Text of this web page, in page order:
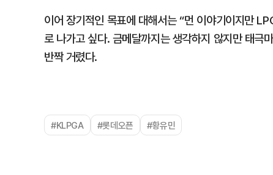
이어 장기적인 목표에 대해서는 “먼 이야기이지만
로 나가고 싶다. 금메달까지는 생각하지 않지만 태극
반짝 거렸다.
#KLPGA #롯데오픈 #황유민